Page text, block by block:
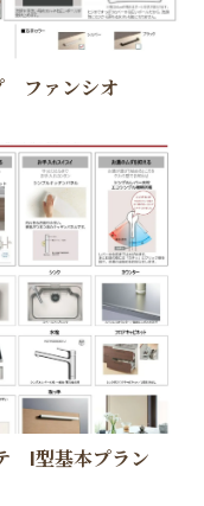
ファンシオ
I型基本プラン